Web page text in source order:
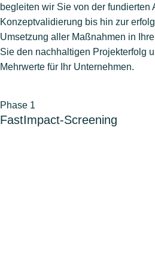
begleiten wir Sie von der fundierten
Konzeptvalidierung bis hin zur
Umsetzung aller Maßnahmen in
Sie den nachhaltigen Projekterfolg
Mehrwerte für Ihr Unternehmen.
Phase 1
FastImpact-Screening